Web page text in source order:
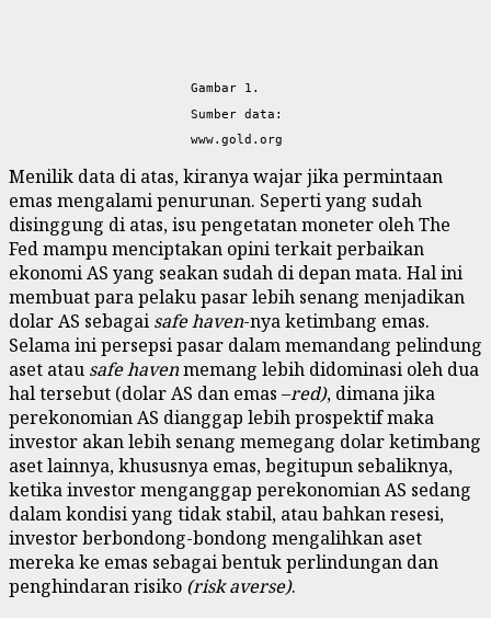
Gambar 1.
Sumber data:
www.gold.org
Menilik data di atas, kiranya wajar jika permintaan
emas mengalami penurunan. Seperti yang sudah
disinggung di atas, isu pengetatan moneter oleh The
Fed mampu menciptakan opini terkait perbaikan
ekonomi AS yang seakan sudah di depan mata. Hal ini
membuat para pelaku pasar lebih senang menjadikan
dolar AS sebagai safe haven-nya ketimbang emas.
Selama ini persepsi pasar dalam memandang pelindung
aset atau safe havenmemang lebih didominasi oleh dua
hal tersebut (dolar AS dan emas –red), dimana jika
perekonomian AS dianggap lebih prospektif maka
investor akan lebih senang memegang dolar ketimbang
aset lainnya, khususnya emas, begitupun sebaliknya,
ketika investor menganggap perekonomian AS sedang
dalam kondisi yang tidak stabil, atau bahkan resesi,
investor berbondong-bondong mengalihkan aset
mereka ke emas sebagai bentuk perlindungan dan
penghindaran risiko (risk averse).